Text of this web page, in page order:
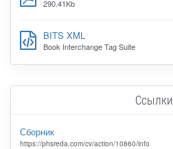
290.41Kb
BITS XML
Book Interchange Tag Suite
Ссылки
Сборник
https://phsreda.com/cv/action/10860/info